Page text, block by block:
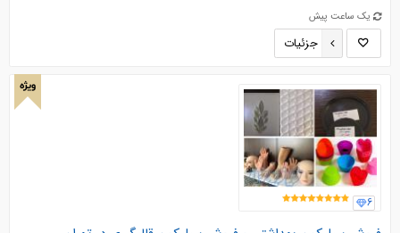
یک ساعت پیش
جزئیات
ویژه
6